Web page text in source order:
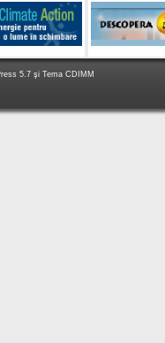
5.7 şi Tema CDIMM